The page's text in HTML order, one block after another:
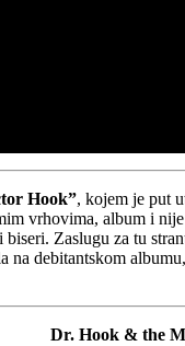
Hook”, kojem je put
vrhovima, album i
biseri. Zaslugu za tu
na debitantskom
Dr. Hook & the